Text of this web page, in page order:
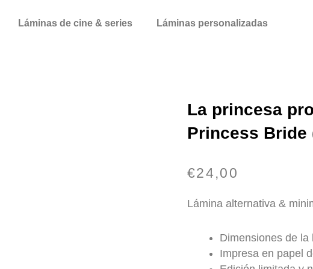
Láminas de cine & series Láminas personalizadas
La princesa
Princess Bride
€24,00
Lámina alternativa &
Dimensiones de
Impresa en papel